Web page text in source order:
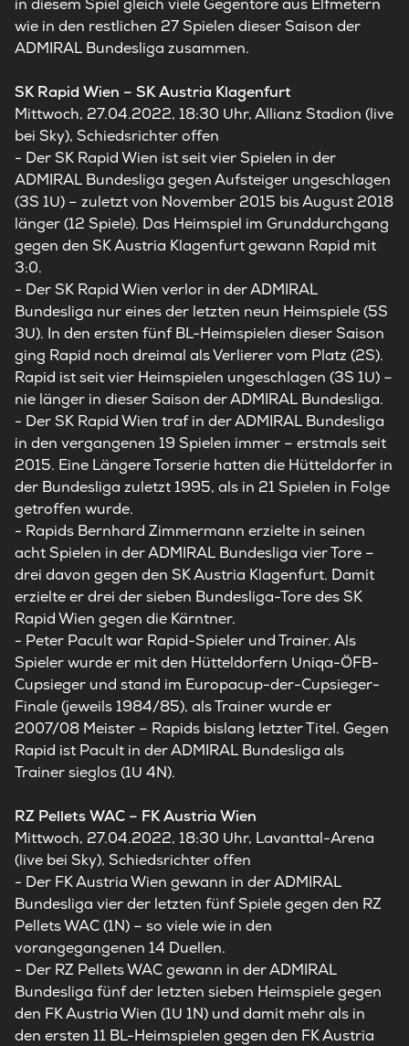
in diesem Spiel gleich viele Gegentore aus Elfmetern
wie in den restlichen 27 Spielen dieser Saison der
ADMIRAL Bundesliga zusammen.
SK Rapid Wien – SK Austria Klagenfurt
Mittwoch, 27.04.2022, 18:30 Uhr, Allianz Stadion (live
bei Sky), Schiedsrichter offen
- Der SK Rapid Wien ist seit vier Spielen in der
ADMIRAL Bundesliga gegen Aufsteiger ungeschlagen
(3S 1U) – zuletzt von November 2015 bis August 2018
länger (12 Spiele). Das Heimspiel im Grunddurchgang
gegen den SK Austria Klagenfurt gewann Rapid mit
3:0.
- Der SK Rapid Wien verlor in der ADMIRAL
Bundesliga nur eines der letzten neun Heimspiele (5S
3U). In den ersten fünf BL-Heimspielen dieser Saison
ging Rapid noch dreimal als Verlierer vom Platz (2S).
Rapid ist seit vier Heimspielen ungeschlagen (3S 1U) –
nie länger in dieser Saison der ADMIRAL Bundesliga.
- Der SK Rapid Wien traf in der ADMIRAL Bundesliga
in den vergangenen 19 Spielen immer – erstmals seit
2015. Eine Längere Torserie hatten die Hütteldorfer in
der Bundesliga zuletzt 1995, als in 21 Spielen in Folge
getroffen wurde.
- Rapids Bernhard Zimmermann erzielte in seinen
acht Spielen in der ADMIRAL Bundesliga vier Tore –
drei davon gegen den SK Austria Klagenfurt. Damit
erzielte er drei der sieben Bundesliga-Tore des SK
Rapid Wien gegen die Kärntner.
- Peter Pacult war Rapid-Spieler und Trainer. Als
Spieler wurde er mit den Hütteldorfern Uniqa-ÖFB-
Cupsieger und stand im Europacup-der-Cupsieger-
Finale (jeweils 1984/85), als Trainer wurde er
2007/08 Meister – Rapids bislang letzter Titel. Gegen
Rapid ist Pacult in der ADMIRAL Bundesliga als
Trainer sieglos (1U 4N).
RZ Pellets WAC – FK Austria Wien
Mittwoch, 27.04.2022, 18:30 Uhr, Lavanttal-Arena
(live bei Sky), Schiedsrichter offen
- Der FK Austria Wien gewann in der ADMIRAL
Bundesliga vier der letzten fünf Spiele gegen den RZ
Pellets WAC (1N) – so viele wie in den
vorangegangenen 14 Duellen.
- Der RZ Pellets WAC gewann in der ADMIRAL
Bundesliga fünf der letzten sieben Heimspiele gegen
den FK Austria Wien (1U 1N) und damit mehr als in
den ersten 11 BL-Heimspielen gegen den FK Austria